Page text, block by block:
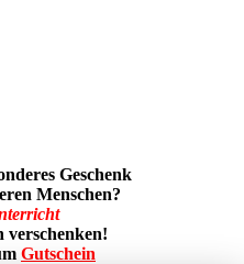
Geschenk
Menschen?
verschenken!
Gutschein